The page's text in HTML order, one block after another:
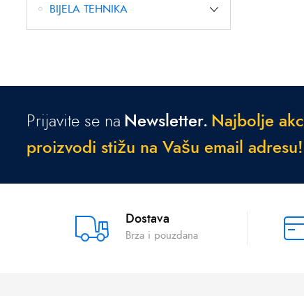
BIJELA TEHNIKA
Prijavite se na Newsletter. Naj bo je a kc
proizvod i stižu na Vašu emai ad resu!
Dostava
Brza i pouzdana